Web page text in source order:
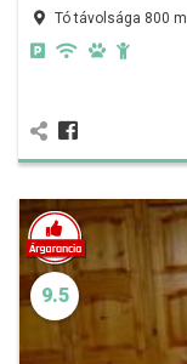
Tó távolsága 800 m
9.5